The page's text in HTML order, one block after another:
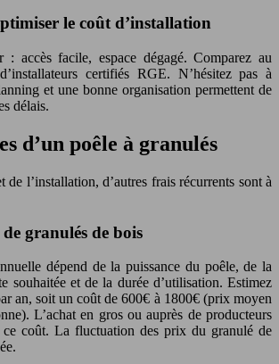
le coût d’installation
: accès facile, espace dégagé. Comparez au
certifiés RGE. N’hésitez pas à
et une bonne organisation permettent de
délais.
d’un poêle à granulés
de l’installation, d’autres frais récurrents sont à
granulés de bois
dépend de la puissance du poêle, de la
souhaitée et de la durée d’utilisation. Estimez
an, soit un coût de 600€ à 1800€ (prix moyen
L’achat en gros ou auprès de producteurs
coût. La fluctuation des prix du granulé de